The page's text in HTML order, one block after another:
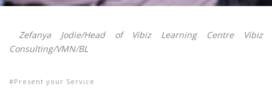
Zefanya Jodie/Head of Vibiz Learning Centre Vibiz
Consulting/VMN/BL
Present your Service